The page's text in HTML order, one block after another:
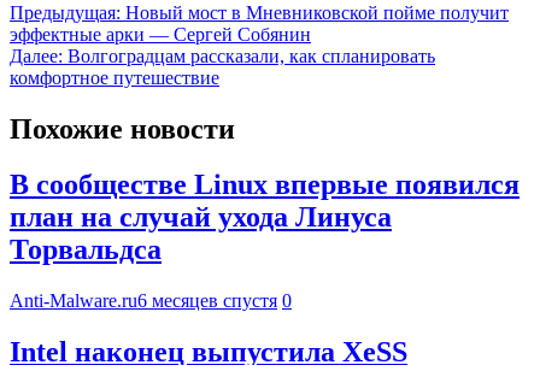
Предыдущая: Новый мост в Мневниковской пойме получит
эффектные арки — Сергей Собянин
Далее: Волгоградцам рассказали, как спланировать
комфортное путешествие
Похожие новости
В сообществе Linux впервые появился
план на случай ухода Линуса
Торвальдса
Anti-Malware.ru6 месяцев спустя 0
Intel наконец выпустила XeSS